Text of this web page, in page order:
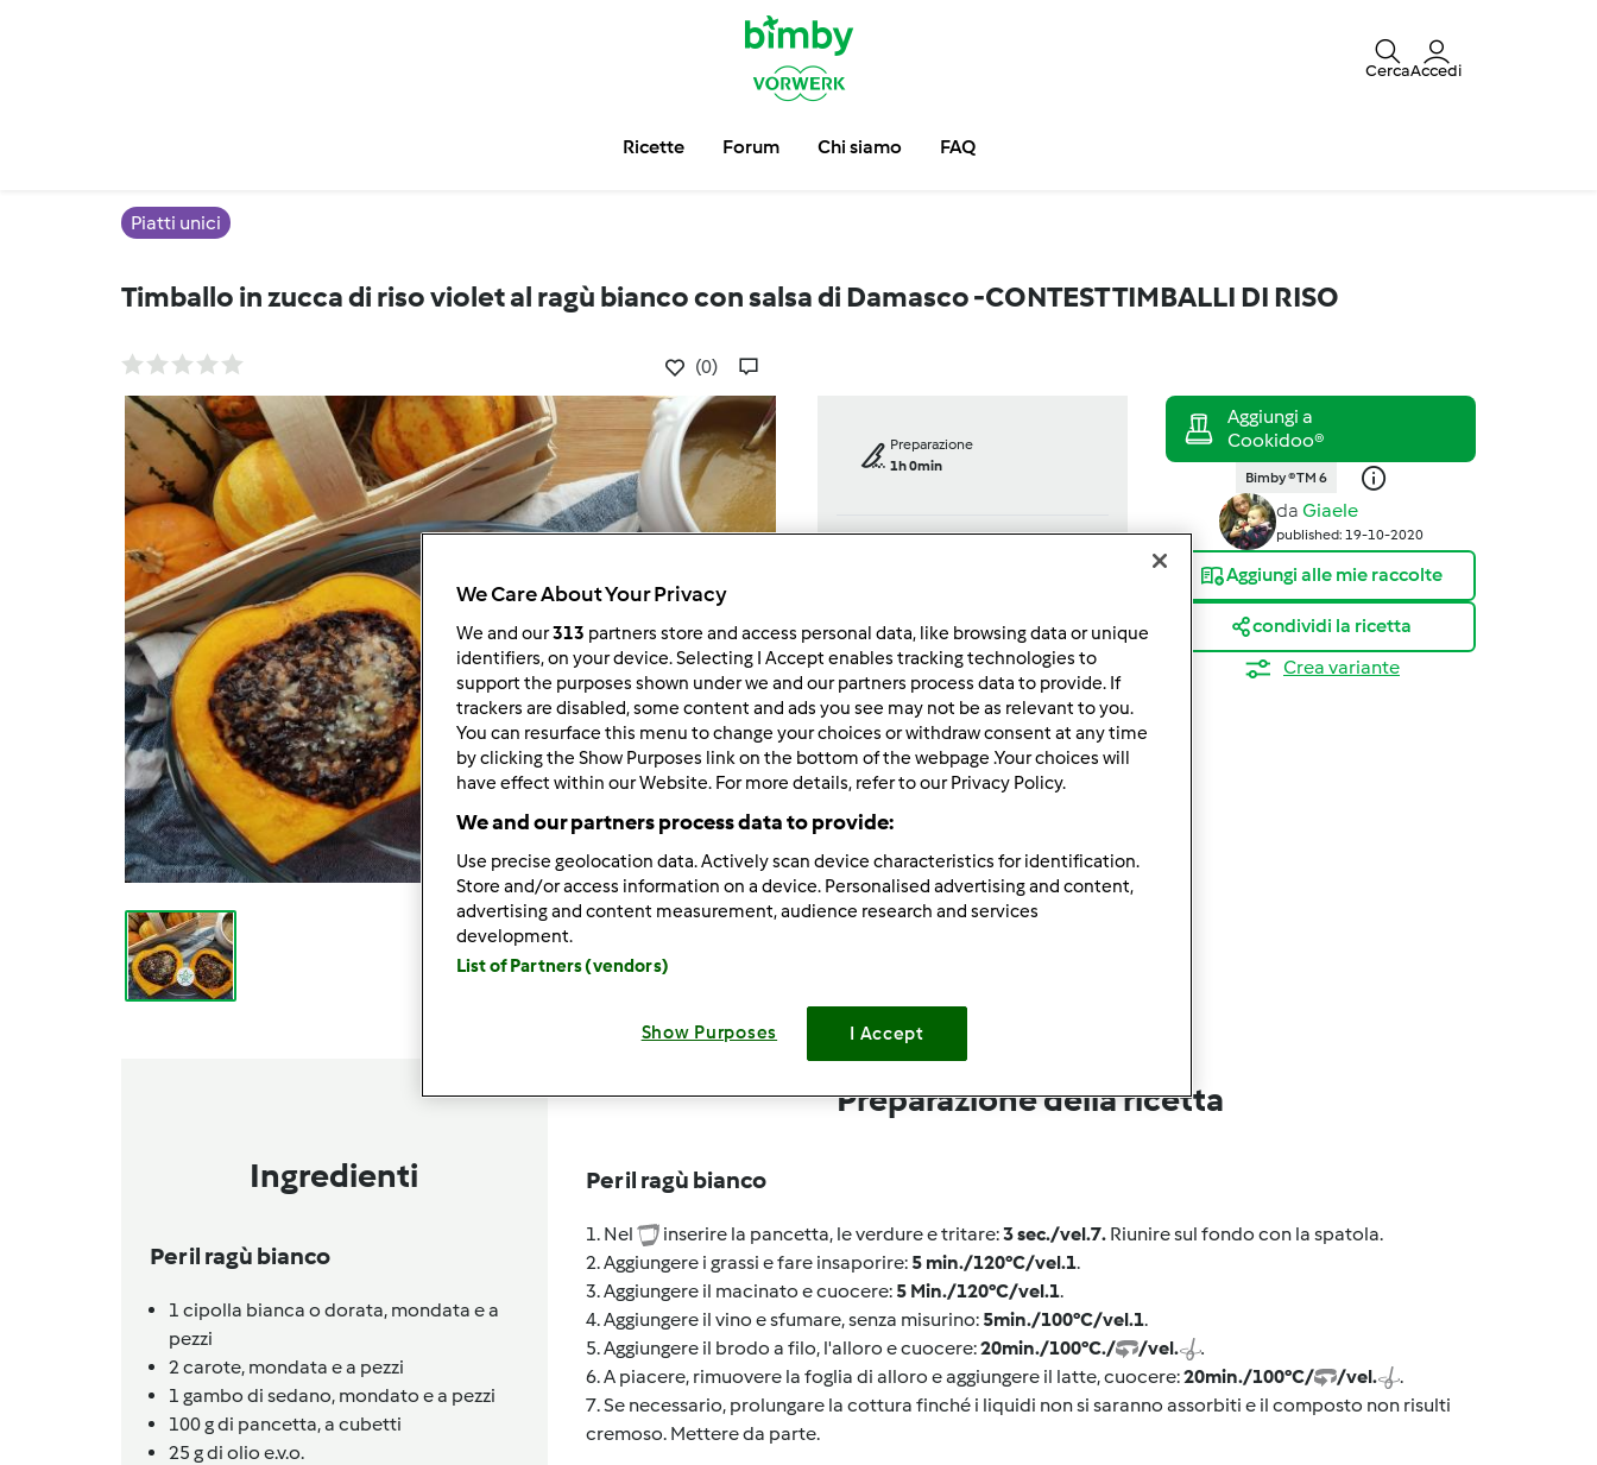
CercaAccedi
Ricette Forum Chi siamo FAQ
Piatti unici
Timballo in zucca di riso violet al ragù bianco con salsa di Damasco -CONTEST TIMBALLI DI RISO
(0)
Preparazione
1h 0min
porzione/porzioni
4persona/persone
medio
Bimby ® TM 6
da Giaele
published: 19-10-2020
Aggiungi alle mie raccolte
condividi la ricetta
Crea variante
Ingredienti
Per il ragù bianco
1 cipolla bianca o dorata, mondata e a
pezzi
2carote, mondata e a pezzi
1 gambo di sedano, mondato e a pezzi
100g di pancetta,a cubetti
25 g di olio e.v.o.
Preparazione della ricetta
Per il ragù bianco
1. Nel inserire la pancetta, le verdure e tritare:3 sec./vel.7. Riunire sul fondo con la spatola.
2. Aggiungere i grassi e fare insaporire: 5 min./120°C/vel.1.
3. Aggiungere il macinato e cuocere: 5 Min./120°C/vel.1.
4. Aggiungere il vino e sfumare, senza misurino: 5min./100°C/vel.1.
5. Aggiungere il brodo a filo, l'alloro e cuocere:20min./100°C./ /vel.
.
6. A piacere, rimuovere la foglia di alloro e aggiungere il latte, cuocere:20min./100°C/ /vel.
.
7. Se necessario, prolungare la cottura finché i liquidi non si saranno assorbiti e il composto non risulti
cremoso. Mettere da parte.
We Care About Your Privacy
We and our313 partners store and access personal data, like browsing data or unique
identifiers, on your device. Selecting I Accept enables tracking technologies to
support the purposes shown under we and our partners process data to provide. If
trackers are disabled, some content and ads you see may not be as relevant to you.
You can resurface this menu to change your choices or withdraw consent at any time
by clicking the Show Purposes link on the bottom of the webpage .Your choices will
have effect within our Website. For more details, refer to our Privacy Policy.
We and our partners process data to provide:
Use precise geolocation data. Actively scan device characteristics for identification.
Store and/or access information on a device. Personalised advertising and content,
advertising and content measurement, audience research and services
development.
List of Partners (vendors)
Show Purposes I Accept